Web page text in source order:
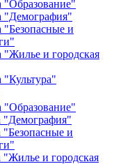
"Образование"
"Демография"
"Безопасные и
"Жилье и городская
"Культура"
"Образование"
"Демография"
"Безопасные и
"Жилье и городская